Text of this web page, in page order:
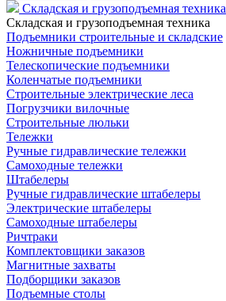
Складская и грузоподъемная техника
Складская и грузоподъемная техника
Подъемники строительные и складские
Ножничные подъемники
Телескопические подъемники
Коленчатые подъемники
Строительные электрические леса
Погрузчики вилочные
Строительные люльки
Тележки
Ручные гидравлические тележки
Самоходные тележки
Штабелеры
Ручные гидравлические штабелеры
Электрические штабелеры
Самоходные штабелеры
Ричтраки
Комплектовщики заказов
Магнитные захваты
Подборщики заказов
Подъемные столы